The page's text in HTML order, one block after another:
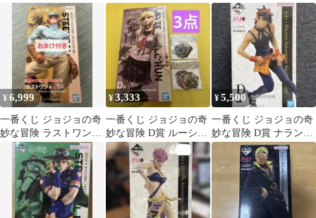
ロ・ツェペリ フィギュ
ア マスコット
Collection 5部
BALL RUN A賞
¥6,999
一番くじ ジョジョの奇
妙な冒険 ラストワン賞
ディエゴ・ブランドー
¥3,333
一番くじ ジョジョの奇
妙な冒険 D賞 ルーシ
ー・スティール フィギ
ュア J賞
¥5,500
一番くじ ジョジョの奇
妙な冒険 D賞 ナランチ
ャ・ギルガ